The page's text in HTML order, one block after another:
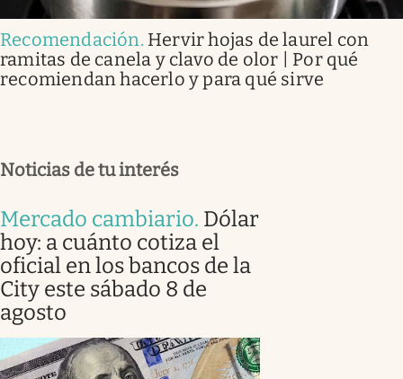
Recomendación. Hervir hojas de laurel con
ramitas de canela y clavo de olor | Por qué
recomiendan hacerlo y para qué sirve
Noticias de tu interés
Mercado cambiario. Dólar
hoy: a cuánto cotiza el
oficial en los bancos de la
City este sábado 8 de
agosto